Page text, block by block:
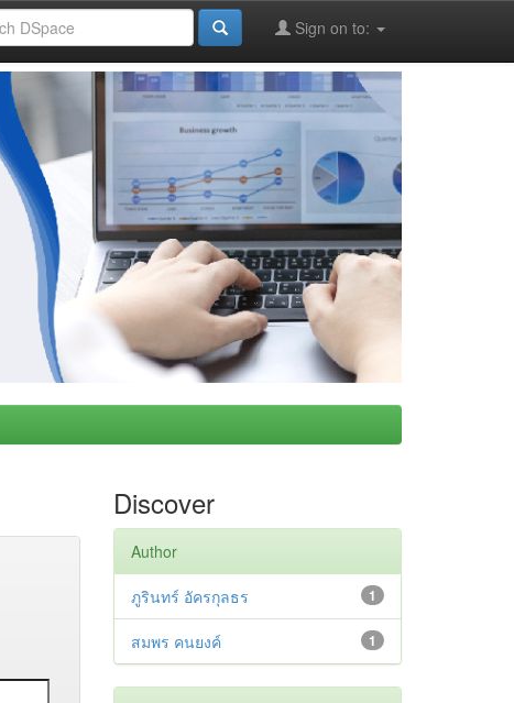
Sign on to:
Discover
Author
1
ภูรินทร์ อัครกุลธร
1
สมพร คนยงค์